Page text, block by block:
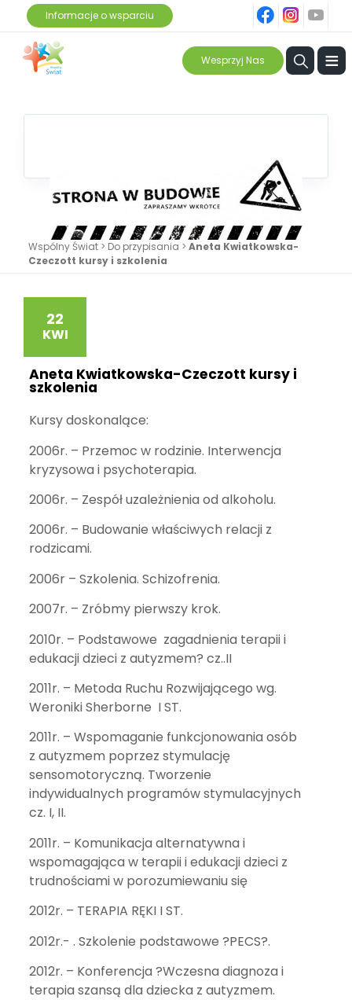
Informacje o wsparciu
ins
Wesprzyj Nas ≡
Wspólny Świat > Do przypisania > Aneta Kwiatkowska-
Czeczott kursy i szkolenia
22
KWI
Aneta Kwiatkowska-Czeczott kursy i
szkolenia
Kursy doskonalące:
2006r. – Przemoc w rodzinie. Interwencja
kryzysowa i psychoterapia.
2006r. – Zespół uzależnienia od alkoholu.
2006r. – Budowanie właściwych relacji z
rodzicami.
2006r – Szkolenia. Schizofrenia.
2007r. – Zróbmy pierwszy krok.
2010r. – Podstawowe zagadnienia terapii i
edukacji dzieci z autyzmem? cz..II
2011r. – Metoda Ruchu Rozwijającego wg.
Weroniki Sherborne I ST.
2011r. – Wspomaganie funkcjonowania osób
z autyzmem poprzez stymulację
sensomotoryczną. Tworzenie
indywidualnych programów stymulacyjnych
cz. I, II.
2011r. – Komunikacja alternatywna i
wspomagająca w terapii i edukacji dzieci z
trudnościami w porozumiewaniu się
2012r. – TERAPIA RĘKI I ST.
2012r.- . Szkolenie podstawowe ?PECS?.
2012r. – Konferencja ?Wczesna diagnoza i
terapia szansą dla dziecka z autyzmem.